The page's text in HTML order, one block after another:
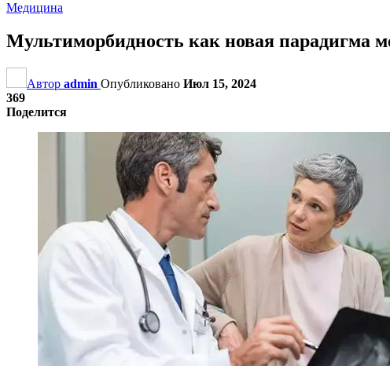
Медицина
Мультиморбидность как новая парадигма
Автор admin Опубликовано Июл 15, 2024
369
Поделится